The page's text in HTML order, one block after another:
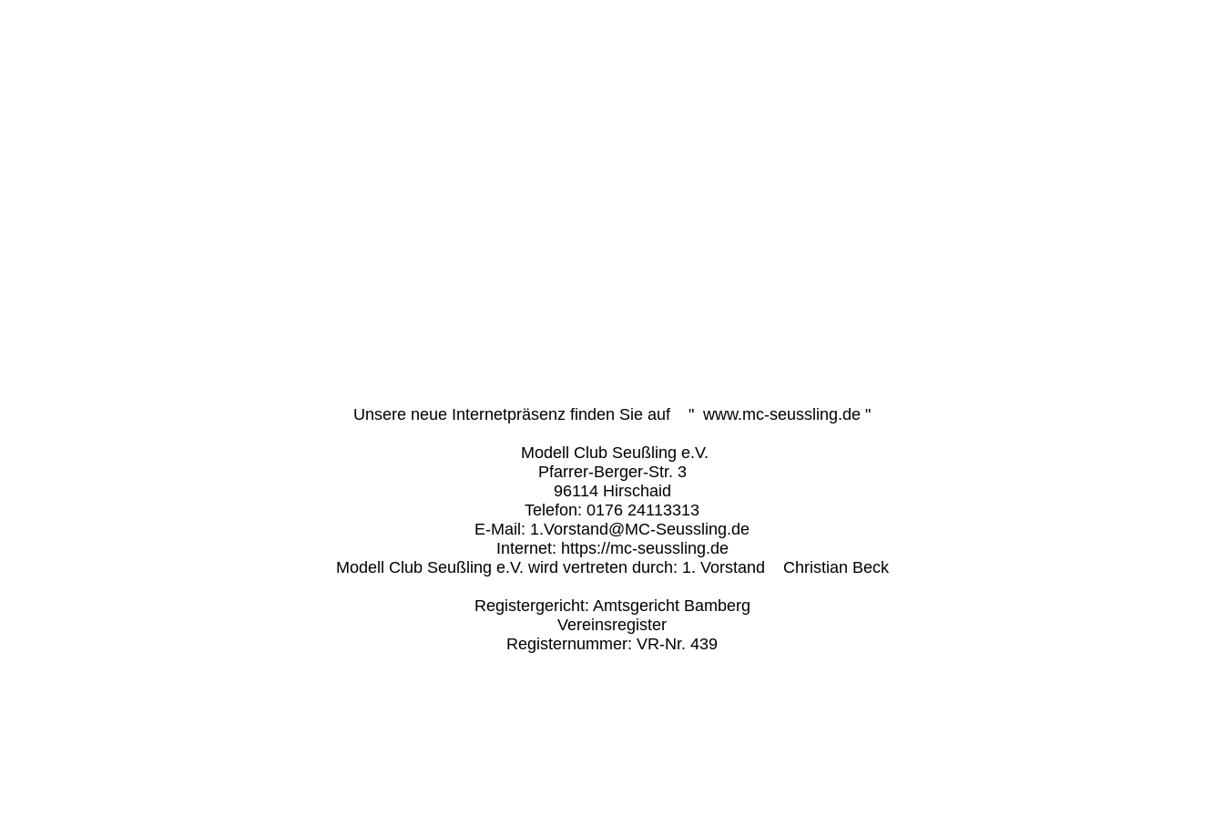
Unsere neue Internetpräsenz finden Sie auf    "  www.mc-seussling.de "
Pfarrer-Berger-Str. 3
96114 Hirschaid
Telefon: 0176 24113313
E-Mail: 1.Vorstand@MC-Seussling.de
Internet: https://mc-seussling.de
Modell Club Seußling e.V. wird vertreten durch: 1. Vorstand    Christian Beck
Registergericht: Amtsgericht Bamberg
Vereinsregister
Registernummer: VR-Nr. 439